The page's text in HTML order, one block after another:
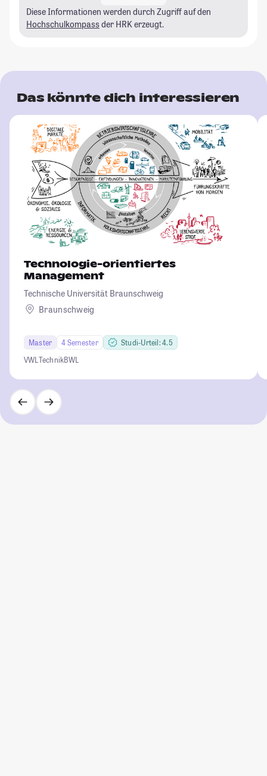
Diese Informationen werden durch Zugriff auf den
Hochschulkompass der HRK erzeugt.
Das könnte dich interessieren
Technologie-orientiertes
Management
Technische Universität Braunschweig
Braunschweig
Master 4 Semester
Studi-Urteil: 4.5
VWLTechnikBWL